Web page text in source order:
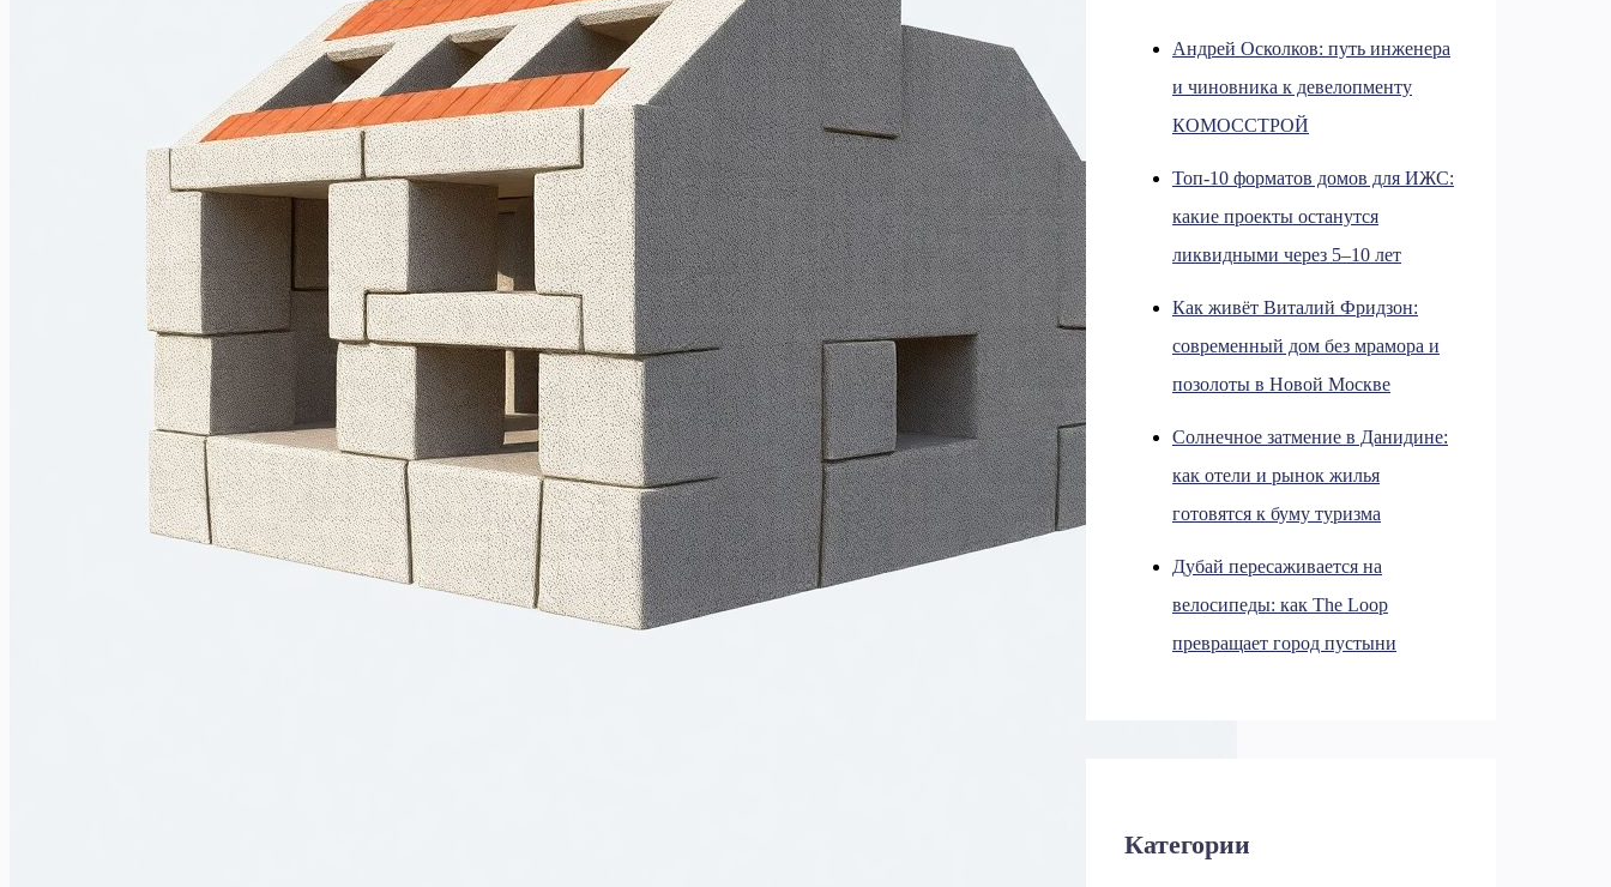
Андрей Осколков: путь инженера
и чиновника к девелопменту
КОМОССТРОЙ
Топ-10 форматов домов для ИЖС:
какие проекты останутся
ликвидными через 5–10 лет
Как живёт Виталий Фридзон:
современный дом без мрамора и
позолоты в Новой Москве
Солнечное затмение в Данидине:
как отели и рынок жилья
готовятся к буму туризма
Дубай пересаживается на
велосипеды: как The Loop
превращает город пустыни
Категории